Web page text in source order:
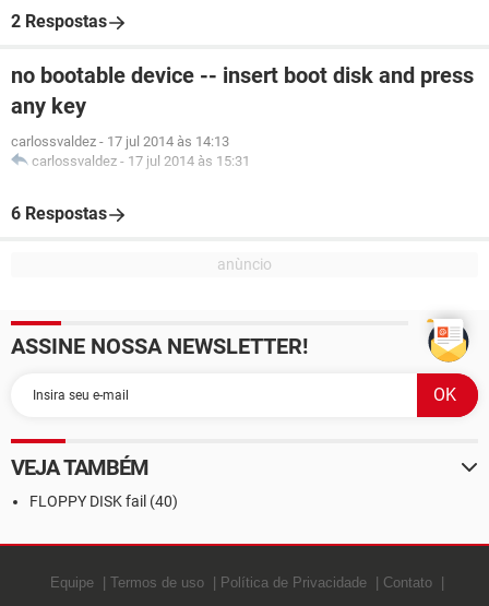
2 Respostas
no bootable device -- insert boot disk and press
any key
carlossvaldez - 17 jul 2014 às 14:13
carlossvaldez - 17 jul 2014 às 15:31
6 Respostas
ASSINE NOSSA NEWSLETTER!
VEJA TAMBÉM
FLOPPY DISK fail (40)
Equipe Termos de uso Política de Privacidade
Contato